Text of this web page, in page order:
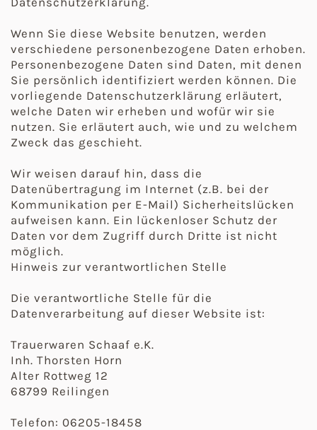
Wenn Sie diese Website benutzen, werden
verschiedene personenbezogene Daten erhoben.
Personenbezogene Daten sind Daten, mit denen
Sie persönlich identifiziert werden können. Die
vorliegende Datenschutzerklärung erläutert,
welche Daten wir erheben und wofür wir sie
nutzen. Sie erläutert auch, wie und zu welchem
Zweck das geschieht.
Wir weisen darauf hin, dass die
Datenübertragung im Internet (z.B. bei der
Kommunikation per E-Mail) Sicherheitslücken
aufweisen kann. Ein lückenloser Schutz der
Daten vor dem Zugriff durch Dritte ist nicht
möglich.
Hinweis zur verantwortlichen Stelle
Die verantwortliche Stelle für die
Datenverarbeitung auf dieser Website ist:
Trauerwaren Schaaf e.K.
Inh. Thorsten Horn
Alter Rottweg 12
68799 Reilingen
Telefon: 06205-18458